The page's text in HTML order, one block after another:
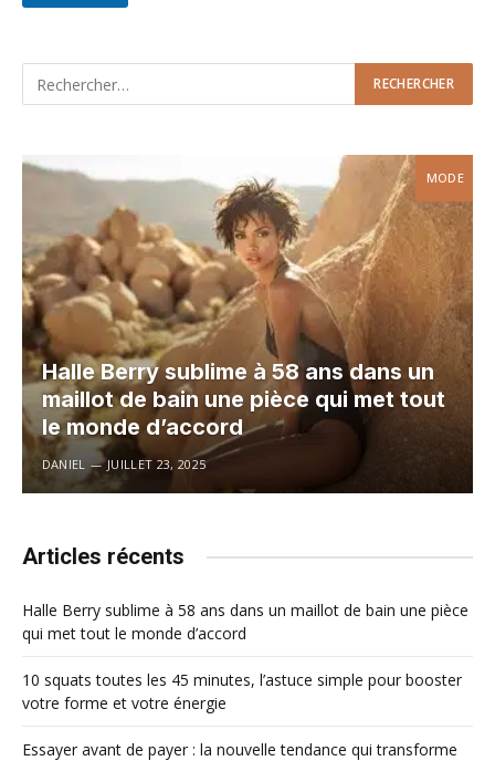
MODE
Halle Berry sublime à 58 ans dans un
maillot de bain une pièce qui met tout
le monde d’accord
DANIEL JUILLET 23, 2025
Articles récents
Halle Berry sublime à 58 ans dans un maillot de bain une pièce
qui met tout le monde d’accord
10 squats toutes les 45 minutes, l’astuce simple pour booster
votre forme et votre énergie
Essayer avant de payer : la nouvelle tendance qui transforme